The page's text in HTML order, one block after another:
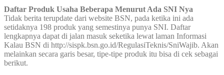
Daftar Produk Usaha Beberapa Menurut Ada SNI Nya
Tidak berita terupdate dari website BSN, pada ketika ini ada
setidaknya 198 produk yang semestinya punya SNI. Daftar
lengkapnya dapat di jalan masuk seketika lewat laman Informasi
Kalau BSN di http://sispk.bsn.go.id/RegulasiTeknis/SniWajib. Akan
melainkan secara garis besar, tipe-tipe produk itu bisa di cek sebagai
berikut.